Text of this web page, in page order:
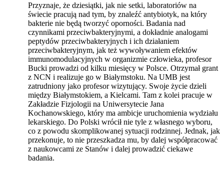
Przyznaje, że dziesiątki, jak nie setki, laboratoriów na
świecie pracują nad tym, by znaleźć antybiotyk, na który
bakterie nie będą tworzyć oporności. Badania nad
czynnikami przeciwbakteryjnymi, a dokładnie analogami
peptydów przeciwbakteryjnych i ich działaniem
przeciwbakteryjnym, jak też wywoływaniem efektów
immunomodulacyjnych w organizmie człowieka, profesor
Bucki prowadzi od kilku miesięcy w Polsce. Otrzymał grant
z NCN i realizuje go w Białymstoku. Na UMB jest
zatrudniony jako profesor wizytujący. Swoje życie dzieli
między Białymstokiem, a Kielcami. Tam z kolei pracuje w
Zakładzie Fizjologii na Uniwersytecie Jana
Kochanowskiego, który ma ambicje uruchomienia wydziału
lekarskiego. Do Polski wrócił nie tyle z własnego wyboru,
co z powodu skomplikowanej sytuacji rodzinnej. Jednak, jak
przekonuje, to nie przeszkadza mu, by dalej współpracować
z naukowcami ze Stanów i dalej prowadzić ciekawe
badania.